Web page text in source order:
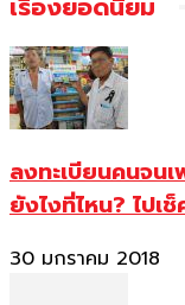
ลงทะเบียนคนจน
ยังไงที่ไหน? ไปเช็
30 มกราคม 2018